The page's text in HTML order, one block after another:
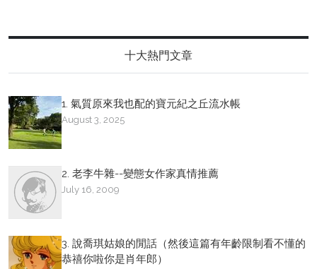
十大熱門文章
1. 氣質原來我也配的寶元紀之丘流水帳
August 3, 2025
2. 老李牛雜--變態女作家真情推薦
July 16, 2009
3. 說喬琪姑娘的閒話（然後這篇有年齡限制看不懂的
恭禧你啦你是肖年郎）